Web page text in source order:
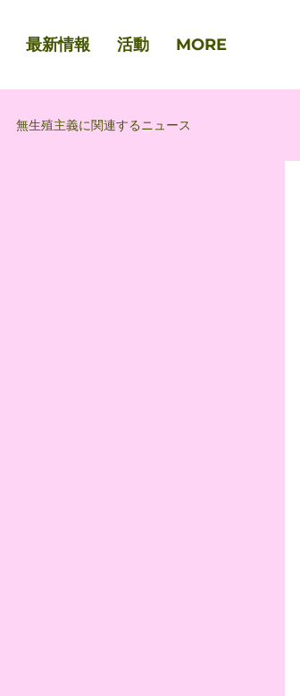
最新情報 活動 MORE
無生殖主義に関連するニュース